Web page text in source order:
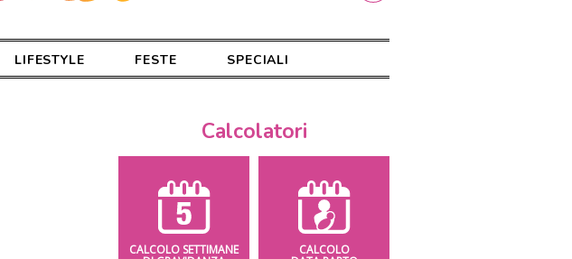
LIFESTYLE FESTE SPECIALI
Calcolatori
CALCOLO SETTIMANE CALCOLO